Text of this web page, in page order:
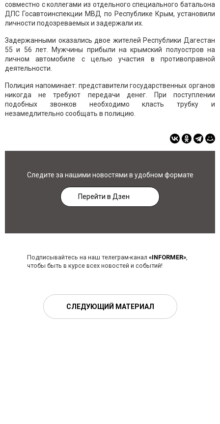
совместно с коллегами из отдельного специального батальона
ДПС Госавтоинспекции МВД по Республике Крым, установили
личности подозреваемых и задержали их.
Задержанными оказались двое жителей Республики Дагестан
55 и 56 лет. Мужчины прибыли на крымский полуостров на
личном автомобиле с целью участия в противоправной
деятельности.
Полиция напоминает: представители государственных органов
никогда не требуют передачи денег. При поступлении
подобных звонков необходимо класть трубку и
незамедлительно сообщать в полицию.
Следите за нашими новостями в удобном формате
Перейти в Дзен
Подписывайтесь на наш телеграм-канал «INFORMER»,
чтобы быть в курсе всех новостей и событий!
СЛЕДУЮЩИЙ МАТЕРИАЛ